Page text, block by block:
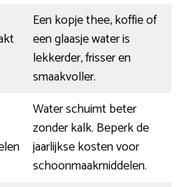
Een kopje thee, koffie of
een glaasje water is
lekkerder, frisser en
smaakvoller.
Water schuimt beter
zonder kalk. Beperk de
jaarlijkse kosten voor
schoonmaakmiddelen.